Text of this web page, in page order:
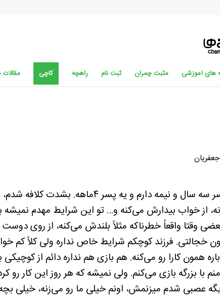
های آموزشی مثبت چمران ثبت نام راهچه کاچی
ببخشید من یه پسر سه سال و نیمه
از خواب بیدارش می‌کنه و… تو این شرایط مهدم
وقتا واقعاً خطرناکه مثلاً بلندش می‌کنه، از روی
همون کارا رو می‌کنه. هم بازی هم نداره دائم از
با بزرگه بازی می‌کنم. ولی نمیشه که هر روز این کار
عصبی شدم میزنمش، اونم خیلی ما رو می‌زنه، خیلی